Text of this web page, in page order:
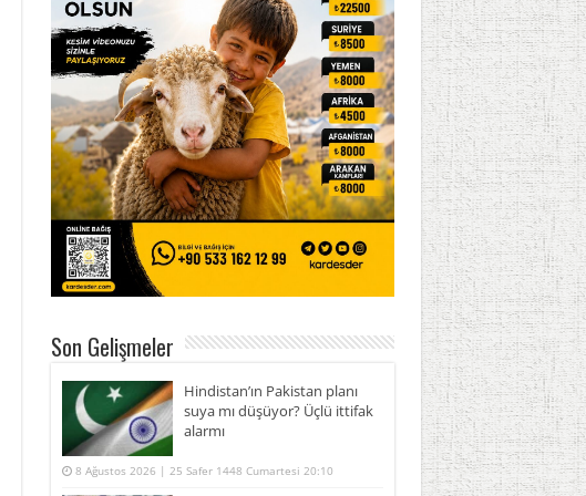
Son Gelişmeler
Hindistan’ın Pakistan planı
suya mı düşüyor? Üçlü ittifak
alarmı
8 Ağustos 2026 | 25 Safer 1448 Cumartesi 20:10